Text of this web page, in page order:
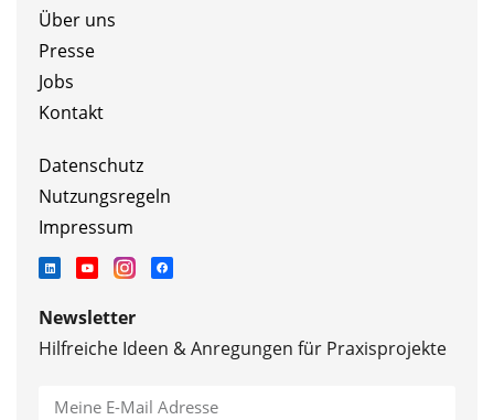
Über uns
Presse
Jobs
Kontakt
Datenschutz
Nutzungsregeln
Impressum
Newsletter
Hilfreiche Ideen & Anregungen für Praxisprojekte